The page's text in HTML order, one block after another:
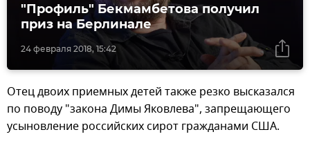
24 февраля 2018, 15:42
"Профиль" Бекмамбетова получил
приз на Берлинале
Отец двоих приемных детей также резко высказался
по поводу "закона Димы Яковлева", запрещающего
усыновление российских сирот гражданами США.